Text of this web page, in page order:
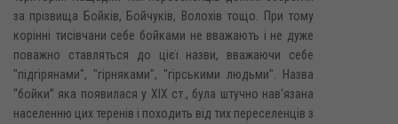
за прізвища Бойків, Бойчуків, Волохів тощо. При тому
корінні тисівчани себе бойками не вважають і не дуже
поважно ставляться до цієї назви, вважаючи себе
"підгірянами", "гірняками", "гірськими людьми". Назва
“бойки” яка появилася у XIX ст., була штучно нав'язана
населенню цих теренів і походить від тих переселенців з